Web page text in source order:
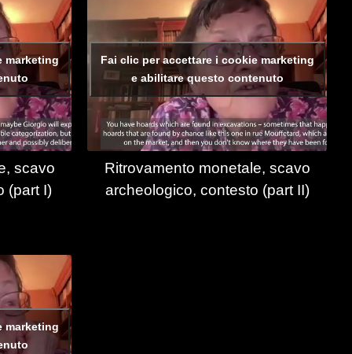
marketing
scavo
(part I)
Fai clic per accettare i cookie marketing
e abilitare questo contenuto
Ritrovamento monetale, scavo
archeologico, contesto (part II)
marketing